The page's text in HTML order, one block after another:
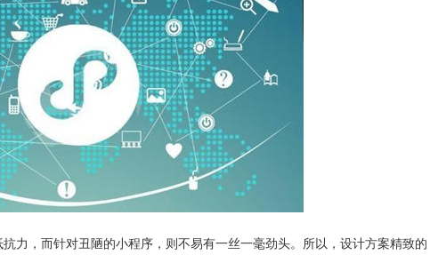
力，而针对丑陋的小程序，则不易有一丝一毫劲头。所以，设计方案精致的